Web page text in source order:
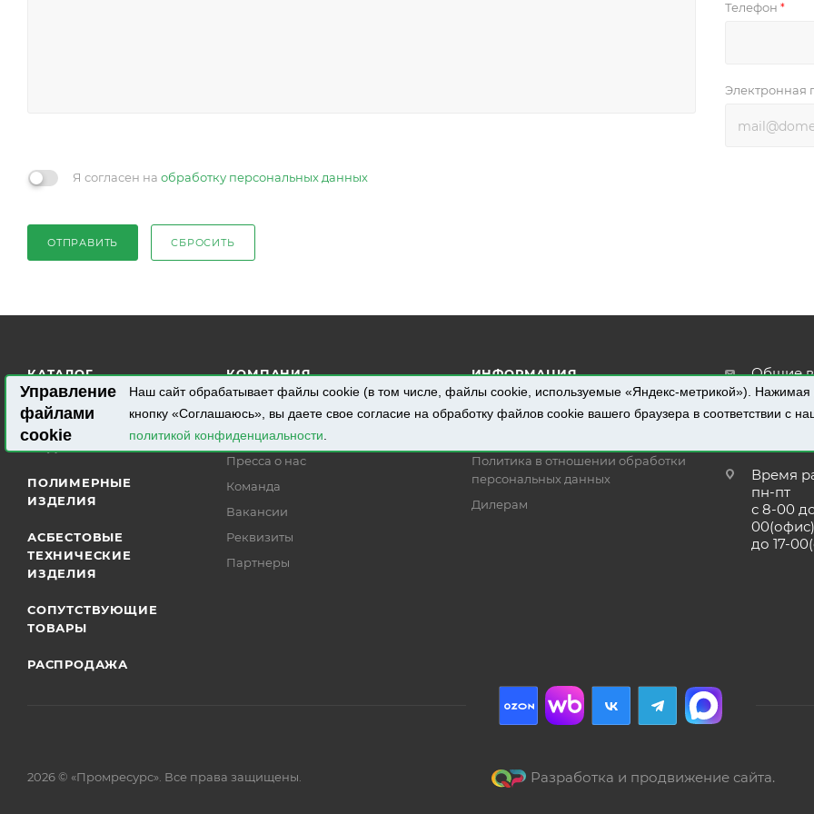
Управление
файлами
cookie
Наш сайт обрабатывает файлы cookie (в том числе, файлы cookie, используемые «Яндекс-метрикой»). Нажимая
кнопку «Соглашаюсь», вы даете свое согласие на обработку файлов cookie вашего браузера в соответствии с
политикой конфиденциальности
Телефон *
Электронная
Я согласен на обработку персональных данных
ОТПРАВИТЬ СБРОСИТЬ
КАТАЛОГ
РЕЗИНОВЫЕ
ТЕХНИЧЕСКИЕ
ПОЛИМЕРНЫЕ
ИЗДЕЛИЯ
АСБЕСТОВЫЕ
ТЕХНИЧЕСКИЕ
ИЗДЕЛИЯ
СОПУТСТВУЮЩИЕ
ТОВАРЫ
РАСПРОДАЖА
КОМПАНИЯ
О компании
Статьи
Пресса о нас
Команда
Вакансии
Реквизиты
Партнеры
ИНФОРМАЦИЯ
Филиалы
Политика в отношении обработки
персональных данных
Дилерам
Общие
Время
пн-пт
с 8-00
до 17-
2026 © «Промресурс». Все права защищены. Разработка и продвижение сайта.